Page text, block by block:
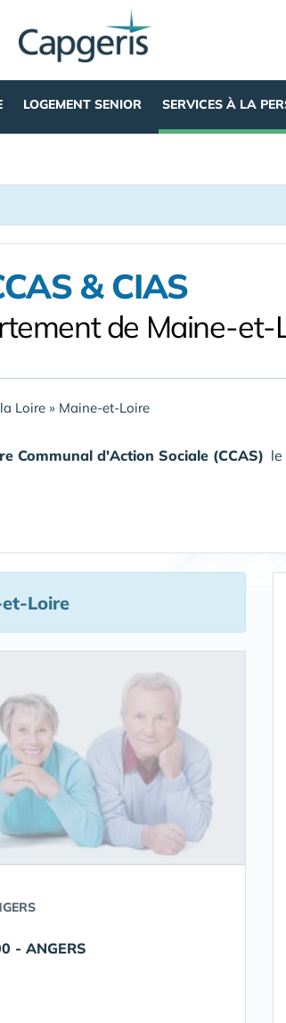
LOGEMENT SENIOR SERVICES À LA
& CIAS
de Maine-et-
Loire » Maine-et-Loire
Communal d'Action Sociale (CCAS)
Loire
- ANGERS